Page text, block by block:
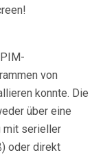
von
konnte. Die
über eine
mit serieller
oder direkt